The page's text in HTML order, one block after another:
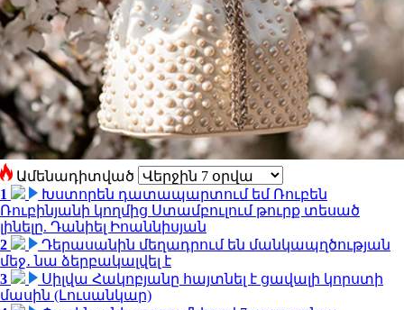
Ամենադիտված
1
Խստորեն դատապարտում եմ Ռուբեն
Ռուբինյանի կողմից Ստամբուլում թուրք տեսած
լինելը. Դանիել Իոաննիսյան
2
Դերասանին մեղադրում են մանկապղծության
մեջ․ նա ձերբակալվել է
3
Սիլվա Հակոբյանը հայտնել է ցավալի կորստի
մասին (Լուսանկար)